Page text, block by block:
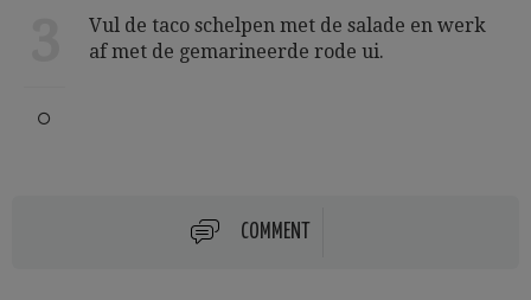
Vul de taco schelpen met de salade en werk
af met de gemarineerde rode ui.
COMMENT